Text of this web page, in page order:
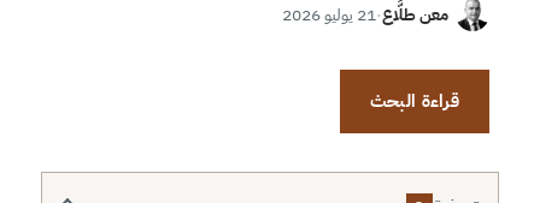
معن طلَّاع·21 يوليو 2026
قراءة البحث